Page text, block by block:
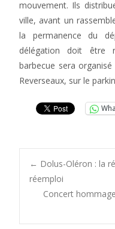
mouvement. Ils
ville, avant un
la permanence du
délégation doit être
barbecue sera
Reverseaux, sur le
Post
← Dolus-Oléron : la
réemploi
Concert